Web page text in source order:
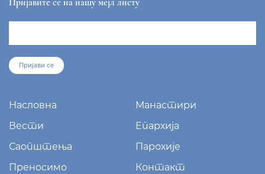
Пријавите се на нашу мејл листу
Пријави се
Насловна
Манастири
Вести
Епархија
Саопштења
Парохије
Преносимо
Контакт